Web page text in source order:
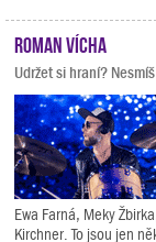
Roman Vícha
Udržet si hraní?
Ewa Farná, Meky
Kirchner. To jsou jen